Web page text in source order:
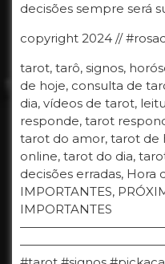
decisões sempre será
copyright 2024 //
tarot, tarô, signos,
de hoje, consulta de
dia, vídeos de tarot,
responde, tarot
tarot do amor, tarot de
online, tarot do dia,
decisões erradas, Hora
IMPORTANTES,
IMPORTANTES